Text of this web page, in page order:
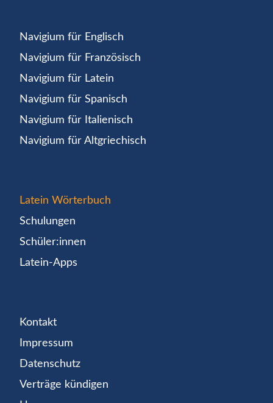
Navigium für Englisch
Navigium für Französisch
Navigium für Latein
Navigium für Spanisch
Navigium für Italienisch
Navigium für Altgriechisch
Latein Wörterbuch
Schulungen
Schüler:innen
Latein-Apps
Kontakt
Impressum
Datenschutz
Verträge kündigen